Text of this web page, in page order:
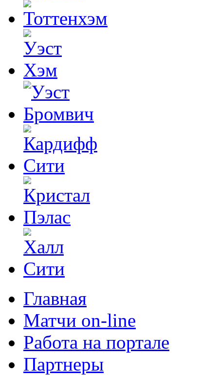
Главная
Матчи on-line
Работа на портале
Партнеры